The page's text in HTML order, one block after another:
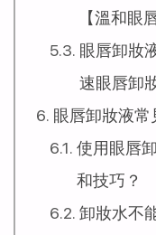
【溫和眼
眼唇卸妝
速眼唇卸
眼唇卸妝液常
使用眼唇
和技巧？
卸妝水不